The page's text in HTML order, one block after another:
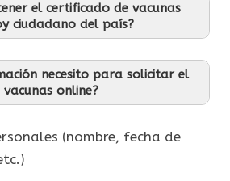
el certificado de vacunas
ciudadano del país?
necesito para solicitar el
online?
(nombre, fecha de